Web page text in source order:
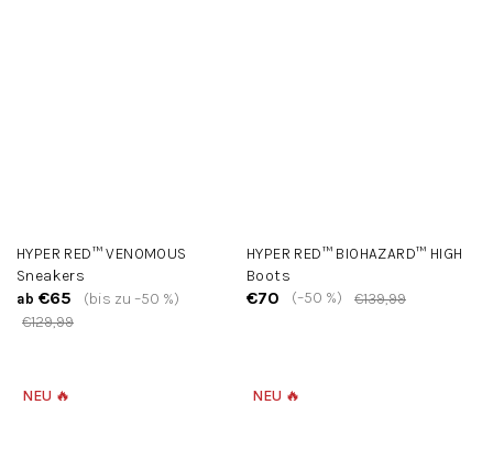
HYPER RED™ VENOMOUS
Sneakers
ab €65
€129,99
(bis zu –50 %)
HYPER RED™ BIOHAZARD™ HIGH
Boots
€70 €139,99
(–50 %)
NEU 🔥 NEU 🔥